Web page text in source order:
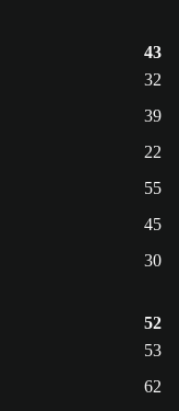
43
32
39
22
55
45
30
52
53
62